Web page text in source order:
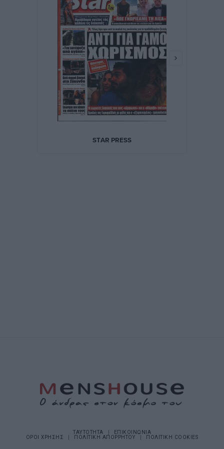
ΤΑΥΤΟΤΗΤΑ
ΕΠΙΚΟΙΝΩΝΙΑ
ΟΡΟΙ ΧΡΗΣΗΣ
ΠΟΛΙΤΙΚΗ ΑΠΟΡΡΗΤΟΥ ΠΟΛΙΤΙΚΗ COOKIES